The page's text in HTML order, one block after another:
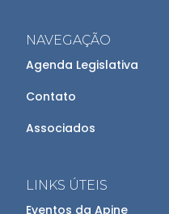
NAVEGAÇÃO
Agenda Legislativa
Contato
Associados
LINKS ÚTEIS
Eventos da Apine